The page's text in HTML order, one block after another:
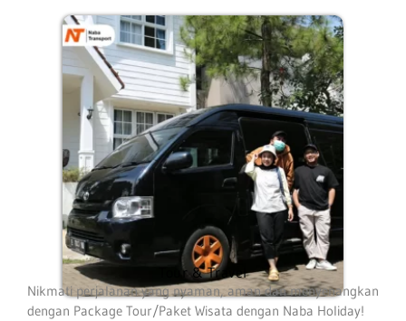
Tour & Travel
Nikmati perjalanan yang nyaman, aman dan menyenangkan
dengan Package Tour/Paket Wisata dengan Naba Holiday!